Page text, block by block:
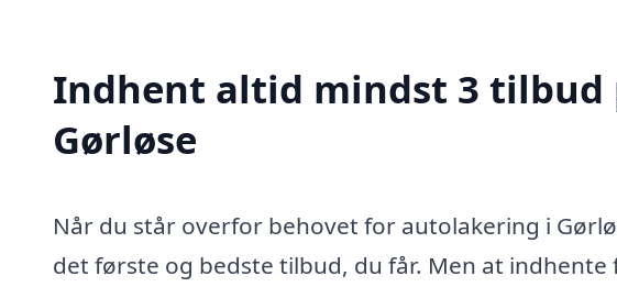
Indhent altid mindst 3 tilbud
Gørløse
Når du står overfor behovet for autolakering i
det første og bedste tilbud, du får. Men at